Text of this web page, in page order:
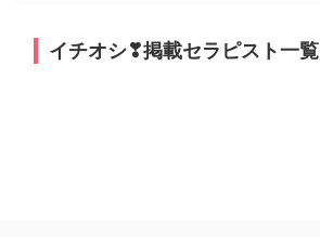
イチオシ❣掲載セラピスト一覧